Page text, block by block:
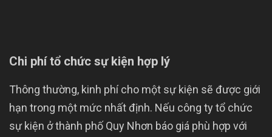
Chi phí tổ chức sự kiện hợp lý
Thông thường, kinh phí cho một sự kiện sẽ được giới
hạn trong một mức nhất định. Nếu công ty tổ chức
sự kiện ở thành phố Quy Nhơn báo giá phù hợp với